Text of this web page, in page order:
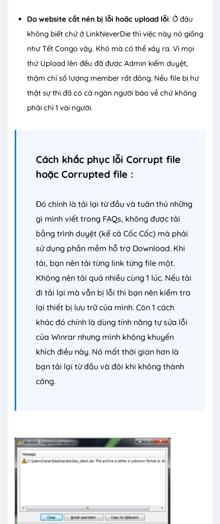
Do website cắt nén bị lỗi hoăc upload lỗi: Ở đâu
không biết chứ ở LinkNeverDie thì việc này nó giống
như Tết Congo vậy. Khó mà có thể xảy ra. Vì mọi
thứ Upload lên đều đã được Admin kiểm duyệt,
thậm chí số lượng member rất đông. Nếu file bị hư
thật sự thì đã có cả ngàn người báo về chứ không
phải chỉ 1 vài người.
Cách khắc phục lỗi Corrupt file
hoặc Corrupted file :
Đó chính là tải lại từ đầu và tuân thủ những
gì mình viết trong FAQs, không được tải
bằng trình duyệt (kể cả Cốc Cốc) mà phải
sử dụng phần mềm hỗ trợ Download. Khi
tải, bạn nên tải từng link từng file một.
Không nên tải quá nhiều cùng 1 lúc. Nếu tải
đi tải lại mà vẫn bị lỗi thì bạn nên kiểm tra
lại thiết bị lưu trữ của mình. Còn 1 cách
khác đó chính là dùng tính năng tự sửa lỗi
của Winrar nhưng mình không khuyến
khích điều này. Nó mất thời gian hơn là
bạn tải lại từ đầu và đôi khi không thành
công.